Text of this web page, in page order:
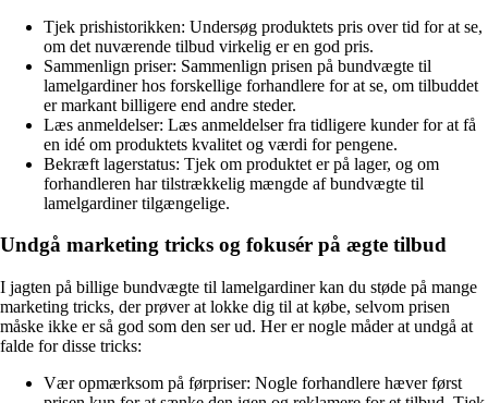
Tjek prishistorikken: Undersøg produktets pris over tid for at se,
om det nuværende tilbud virkelig er en god pris.
Sammenlign priser: Sammenlign prisen på bundvægte til
lamelgardiner hos forskellige forhandlere for at se, om tilbuddet
er markant billigere end andre steder.
Læs anmeldelser: Læs anmeldelser fra tidligere kunder for at få
en idé om produktets kvalitet og værdi for pengene.
Bekræft lagerstatus: Tjek om produktet er på lager, og om
forhandleren har tilstrækkelig mængde af bundvægte til
lamelgardiner tilgængelige.
Undgå marketing tricks og fokusér på ægte tilbud
I jagten på billige bundvægte til lamelgardiner kan du støde på mange
marketing tricks, der prøver at lokke dig til at købe, selvom prisen
måske ikke er så god som den ser ud. Her er nogle måder at undgå at
falde for disse tricks:
Vær opmærksom på førpriser: Nogle forhandlere hæver først